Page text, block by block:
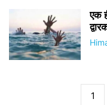
एक
1